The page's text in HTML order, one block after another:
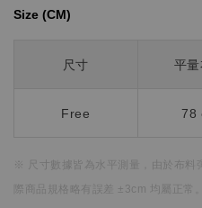
Size (CM)⁡⁡
尺寸 平
Free 78
※ 尺寸數據皆為水平測量， 由於布料
際商品規格略有誤差 ±3cm 均屬正常。